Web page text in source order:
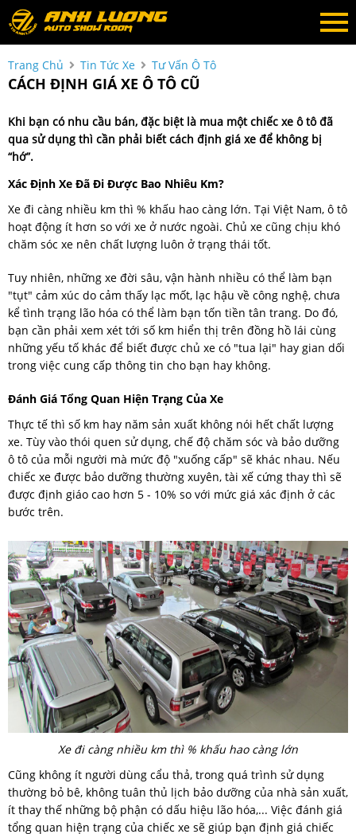
Trang Chủ Tin Tức Xe Tư Vấn Ô Tô
CÁCH ĐỊNH GIÁ XE Ô TÔ CŨ
Khi bạn có nhu cầu bán, đặc biệt là mua một chiếc xe ô tô đã
qua sử dụng thì cần phải biết cách định giá xe để không bị
“hớ”.
Xác Định Xe Đã Đi Được Bao Nhiêu Km?
Xe đi càng nhiều km thì % khấu hao càng lớn. Tại Việt Nam, ô tô
hoạt động ít hơn so với xe ở nước ngoài. Chủ xe cũng chịu khó
chăm sóc xe nên chất lượng luôn ở trạng thái tốt.
Tuy nhiên, những xe đời sâu, vận hành nhiều có thể làm bạn
"tụt" cảm xúc do cảm thấy lạc mốt, lạc hậu về công nghệ, chưa
kể tình trạng lão hóa có thể làm bạn tốn tiền tân trang. Do đó,
bạn cần phải xem xét tới số km hiển thị trên đồng hồ lái cùng
những yếu tố khác để biết được chủ xe có "tua lại" hay gian dối
trong việc cung cấp thông tin cho bạn hay không.
Đánh Giá Tổng Quan Hiện Trạng Của Xe
Thực tế thì số km hay năm sản xuất không nói hết chất lượng
xe. Tùy vào thói quen sử dụng, chế độ chăm sóc và bảo dưỡng
ô tô của mỗi người mà mức độ "xuống cấp" sẽ khác nhau. Nếu
chiếc xe được bảo dưỡng thường xuyên, tài xế cứng thay thì sẽ
được định giáo cao hơn 5 - 10% so với mức giá xác định ở các
bước trên.
Xe đi càng nhiều km thì % khấu hao càng lớn
Cũng không ít người dùng cẩu thả, trong quá trình sử dụng
thường bỏ bê, không tuân thủ lịch bảo dưỡng của nhà sản xuất,
ít thay thế những bộ phận có dấu hiệu lão hóa,... Việc đánh giá
tổng quan hiện trạng của chiếc xe sẽ giúp bạn định giá chiếc